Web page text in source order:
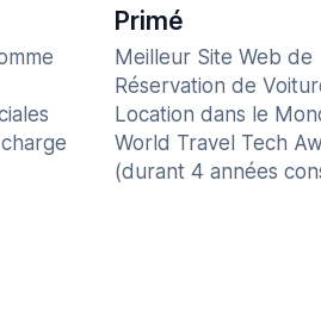
Primé
Meilleur Site Web de
Réservation de
Location dans le
World Travel Tech
(durant 4 années